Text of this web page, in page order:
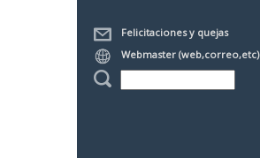
Felicitaciones y quejas
Webmaster (web,correo,etc)